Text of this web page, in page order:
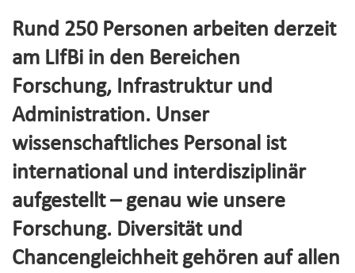
Rund 250 Personen arbeiten derzeit
am LIfBi in den Bereichen
Forschung, Infrastruktur und
Administration. Unser
wissenschaftliches Personal ist
international und interdisziplinär
aufgestellt – genau wie unsere
Forschung. Diversität und
Chancengleichheit gehören auf allen